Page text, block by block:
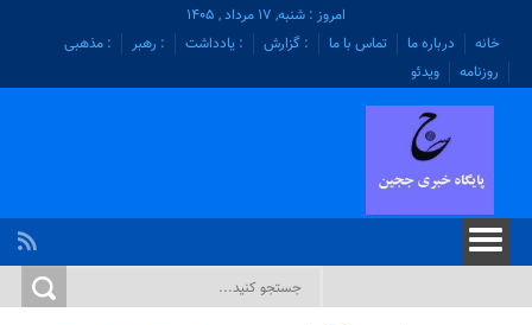
امروز : شنبه, ۱۷ مرداد , ۱۴۰۵
خانه
درباره ما تماس با ما : گزارش : یادداشت : رهبر
: مذهبی
روزنامه
ویدئو